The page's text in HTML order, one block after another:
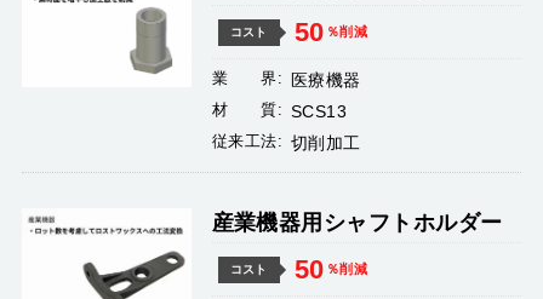
コスト 50 ％削減
業 界: 医療機器
材 質: SCS13
従来工法: 切削加工
産業機器用シャフトホルダー
コスト 50 ％削減